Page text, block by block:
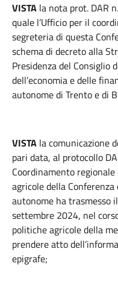
VISTA la nota prot. DAR
quale l’Ufficio per il
segreteria di questa
schema di decreto alla
Presidenza del
dell’economia e delle
autonome di Trento e di
VISTA la comunicazione
pari data, al protocollo
Coordinamento
agricole della
autonome ha trasmesso il
settembre 2024, nel
politiche agricole della
prendere atto
epigrafe;